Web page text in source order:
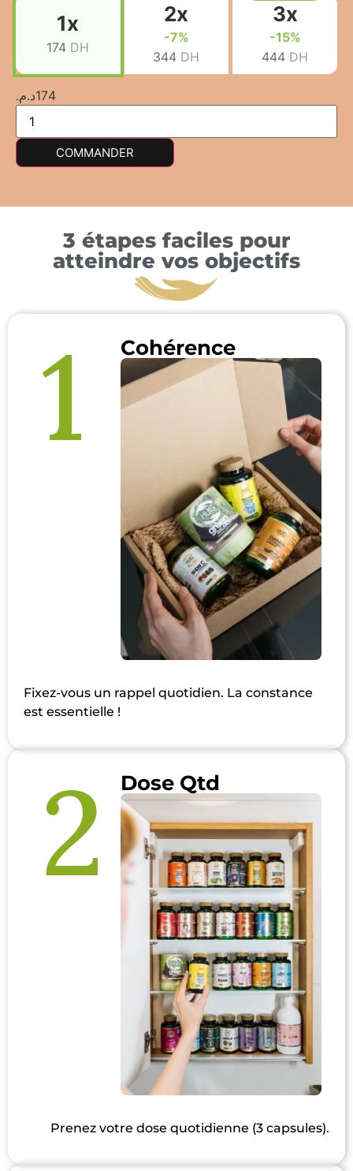
1x
174 DH
2x
-7%
344 DH
3x
-15%
444 DH
174د.م.
COMMANDER
3 étapes faciles pour
atteindre vos objectifs
Cohérence
1
Fixez-vous un rappel quotidien. La constance
est essentielle !
Dose Qtd
2
Prenez votre dose quotidienne (3 capsules).